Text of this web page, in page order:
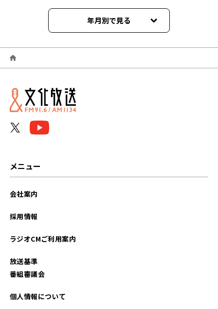
年月別で見る
2026年06月
2026年05月
2026年04月
2025年07月
メニュー
会社案内
採用情報
ラジオCMご利用案内
放送基準
番組審議会
個人情報について